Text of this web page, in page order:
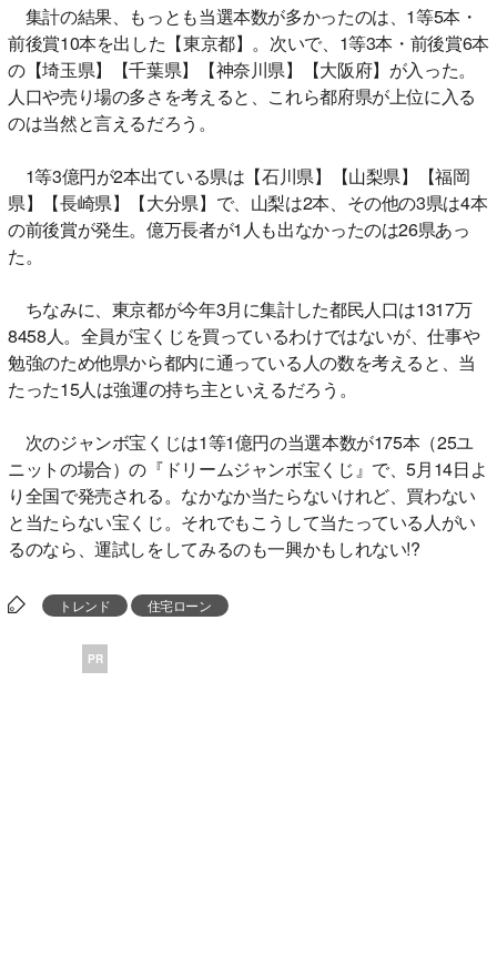
集計の結果、もっとも当選本数が多かったのは、1等5本・
前後賞10本を出した【東京都】。次いで、1等3本・前後賞6本
の【埼玉県】【千葉県】【神奈川県】【大阪府】が入った。
人口や売り場の多さを考えると、これら都府県が上位に入る
のは当然と言えるだろう。
1等3億円が2本出ている県は【石川県】【山梨県】【福岡
県】【長崎県】【大分県】で、山梨は2本、その他の3県は4本
の前後賞が発生。億万長者が1人も出なかったのは26県あっ
た。
ちなみに、東京都が今年3月に集計した都民人口は1317万
8458人。全員が宝くじを買っているわけではないが、仕事や
勉強のため他県から都内に通っている人の数を考えると、当
たった15人は強運の持ち主といえるだろう。
次のジャンボ宝くじは1等1億円の当選本数が175本（25ユ
ニットの場合）の『ドリームジャンボ宝くじ』で、5月14日よ
り全国で発売される。なかなか当たらないけれど、買わない
と当たらない宝くじ。それでもこうして当たっている人がい
るのなら、運試しをしてみるのも一興かもしれない!?
トレンド 住宅ローン
PR